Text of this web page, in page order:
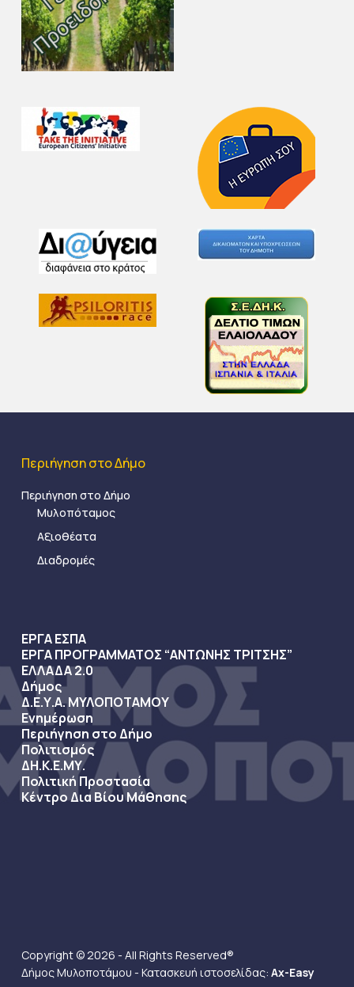
Περιήγηση στο Δήμο
Περιήγηση στο Δήμο
Μυλοπόταμος
Αξιοθέατα
Διαδρομές
ΕΡΓΑ ΕΣΠΑ
ΕΡΓΑ ΠΡΟΓΡΑΜΜΑΤΟΣ “ΑΝΤΩΝΗΣ ΤΡΙΤΣΗΣ”
ΕΛΛΑΔΑ 2.0
Δήμος
Δ.Ε.Υ.Α. ΜΥΛΟΠΟΤΑΜΟΥ
Ενημέρωση
Περιήγηση στο Δήμο
Πολιτισμός
ΔΗ.Κ.Ε.ΜΥ.
Πολιτική Προστασία
Κέντρο Δια Βίου Μάθησης
Copyright © 2026 - All Rights Reserved®
Δήμος Μυλοποτάμου - Κατασκευή ιστοσελίδας: Ax-Easy